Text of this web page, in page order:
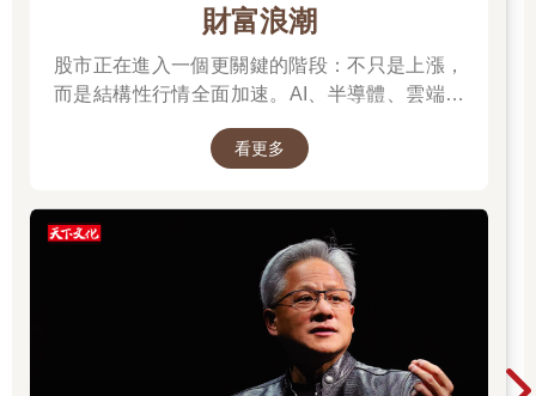
因為事實是這樣的：當你真實而完整的吸一口氣，這外來的空氣
被吸在幾分之一秒後變成你的一部分──你的希望和夢想，你的憤
命，但也都需要空氣來啟動自己的憤怒和喜悅，如果我們想改寫
傳統，就得啟動這些情緒──來重塑「誰有資格公開發言、該如何
期待是，在風險很高的情境下，你已經準備妥當，可以勇敢面
對，大口深呼吸，釋放真實的自己。
不過，有時我們會察覺自己在所處場合中形單影隻──我們是唯一
特定種族或酷兒群體的人，唯一的女人，唯一坐輪椅的人，唯一
衣著鮮豔、穿二手衣，或明顯有孕在身的人，唯一說話有不同口
音，或願意花錢做對的事的人。就像「黑人的命也是命」（Black
Lives Matter）活動領袖塔米卡·馬洛里（Tamika Mallory）所說，
財富浪潮
股市正在進入一個更關鍵的階段：不只是上漲，
而是結構性行情全面加速。AI、半導體、雲端運
動全球科技基礎建設持續升級。尤其台灣憑藉晶
潮的關鍵樞紐上。而在這場浪潮中，有一個名字
你不得不認識：黃仁勳（NVIDIA），他正在定義
AI算力時代的規則，而台積電則是全球晶片製造
的核心引擎。從AI晶片、資料中心到記憶體與伺
服器，整條產業鏈正在被重新定價，帶動企業獲
利與出口預期同步上修。這不只是股市行情，而
是一次世界趨勢的重組：AI正在重寫產業分工，
看更多